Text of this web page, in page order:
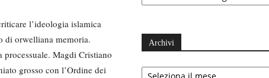
l’ideologia islamica
di orwelliana memoria.
Magdi Cristiano
grosso con l’Ordine dei
Archivi
Archivi